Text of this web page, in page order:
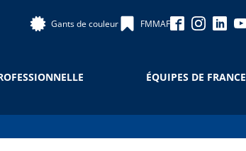
Gants de couleur FMMAF
ÉQUIPES DE FRANCE